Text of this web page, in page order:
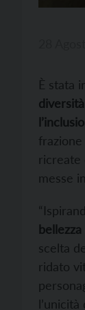
È stata
diversità
ricreate
messe
scelta
ridato